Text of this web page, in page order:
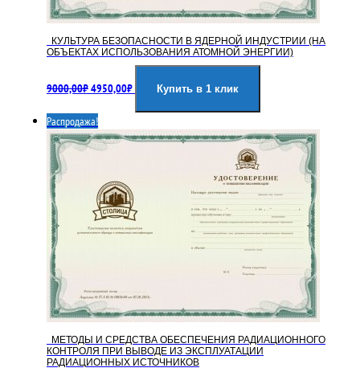
КУЛЬТУРА БЕЗОПАСНОСТИ В ЯДЕРНОЙ ИНДУСТРИИ (НА
ОБЪЕКТАХ ИСПОЛЬЗОВАНИЯ АТОМНОЙ ЭНЕРГИИ)
9000,00₽цена
9000,00₽.
4950,00₽цена:
Купить в 1 клик
Распродажа!
МЕТОДЫ И СРЕДСТВА ОБЕСПЕЧЕНИЯ РАДИАЦИОННОГО
КОНТРОЛЯ ПРИ ВЫВОДЕ ИЗ ЭКСПЛУАТАЦИИ
РАДИАЦИОННЫХ ИСТОЧНИКОВ